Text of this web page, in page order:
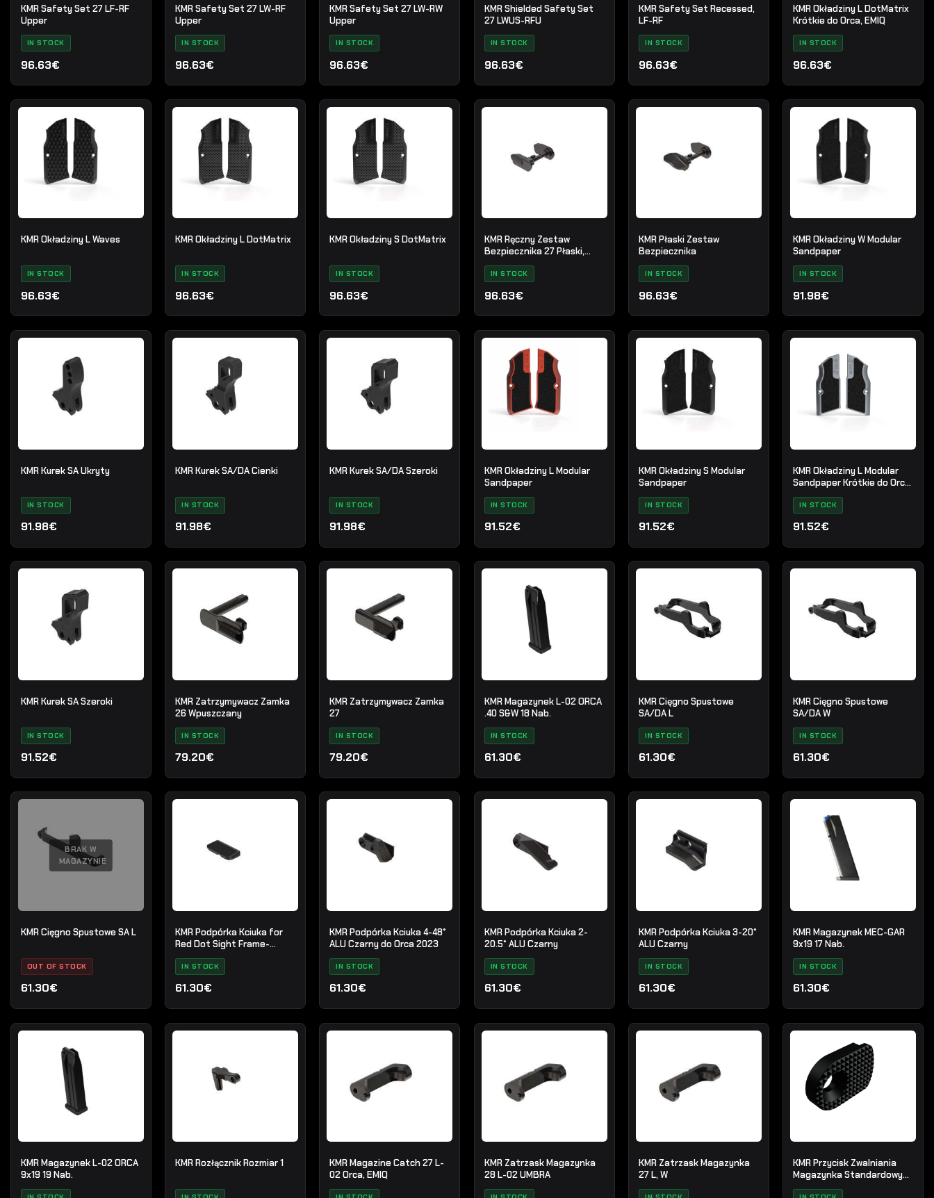
KMR Safety Set 27 LF-RF
Upper
IN STOCK
96.63€
KMR Safety Set 27 LW-RF
Upper
IN STOCK
96.63€
KMR Safety Set 27 LW-RW
Upper
IN STOCK
96.63€
KMR Shielded Safety Set
27 LWUS-RFU
IN STOCK
96.63€
KMR Safety Set Recessed,
LF-RF
IN STOCK
96.63€
KMR Okładziny L DotMatrix
Krótkie do Orca, EMIQ
IN STOCK
96.63€
KMR Okładziny L Waves
IN STOCK
96.63€
KMR Okładziny L DotMatrix
IN STOCK
96.63€
KMR Okładziny S DotMatrix
IN STOCK
96.63€
KMR Ręczny Zestaw
Bezpiecznika 27 Płaski,
Leworęczny
IN STOCK
96.63€
KMR Płaski Zestaw
Bezpiecznika
IN STOCK
96.63€
KMR Okładziny W Modular
Sandpaper
IN STOCK
91.98€
KMR Kurek SA Ukryty
IN STOCK
91.98€
KMR Kurek SA/DA Cienki
IN STOCK
91.98€
KMR Kurek SA/DA Szeroki
IN STOCK
91.98€
KMR Okładziny L Modular
Sandpaper
IN STOCK
91.52€
KMR Okładziny S Modular
Sandpaper
IN STOCK
91.52€
KMR Okładziny L Modular
Sandpaper Krótkie do Orca,
EMIQ Tytan
IN STOCK
91.52€
KMR Kurek SA Szeroki
IN STOCK
91.52€
KMR Zatrzymywacz Zamka
26 Wpuszczany
IN STOCK
79.20€
KMR Zatrzymywacz Zamka
27
IN STOCK
79.20€
KMR Magazynek L-02 ORCA
.40 S&W 18 Nab.
IN STOCK
61.30€
KMR Cięgno Spustowe
SA/DA L
IN STOCK
61.30€
KMR Cięgno Spustowe
SA/DA W
IN STOCK
61.30€
BRAK W
MAGAZYNIE
KMR Cięgno Spustowe SA L
OUT OF STOCK
61.30€
KMR Podpórka Kciuka for
Red Dot Sight Frame-
Mount ALU Czarny
IN STOCK
61.30€
KMR Podpórka Kciuka 4-48°
ALU Czarny do Orca 2023
IN STOCK
61.30€
KMR Podpórka Kciuka 2-
20.5° ALU Czarny
IN STOCK
61.30€
KMR Podpórka Kciuka 3-20°
ALU Czarny
IN STOCK
61.30€
KMR Magazynek MEC-GAR
9x19 17 Nab.
IN STOCK
61.30€
KMR Magazynek L-02 ORCA
9x19 19 Nab.
KMR Rozłącznik Rozmiar 1
KMR Magazine Catch 27 L-
02 Orca, EMIQ
KMR Zatrzask Magazynka
28 L-02 UMBRA
KMR Zatrzask Magazynka
27 L, W
KMR Przycisk Zwalniania
Magazynka Standardowy
Czarny